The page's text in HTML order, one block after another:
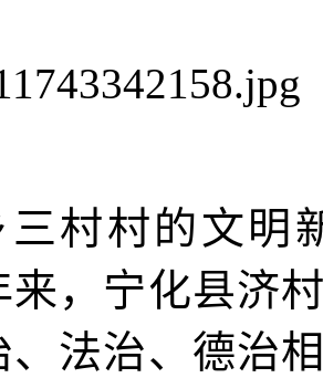
三村村的文明
来，宁化县济
、法治、德治